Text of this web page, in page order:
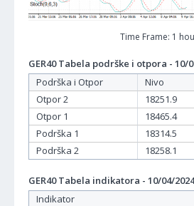
Time Frame: 1
GER40 Tabela podrške i otpora - 10/
Podrška i Otpor
Nivo
Otpor 2
18251.9
Otpor 1
18465.4
Podrška 1
18314.5
Podrška 2
18258.1
GER40 Tabela indikatora - 10/04/2024
Indikator